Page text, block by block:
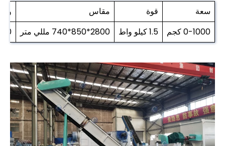
سعة قوة مقاس
0-1000 كجم
1.5 كيلو واط 2800*850*740 مللي متر 200